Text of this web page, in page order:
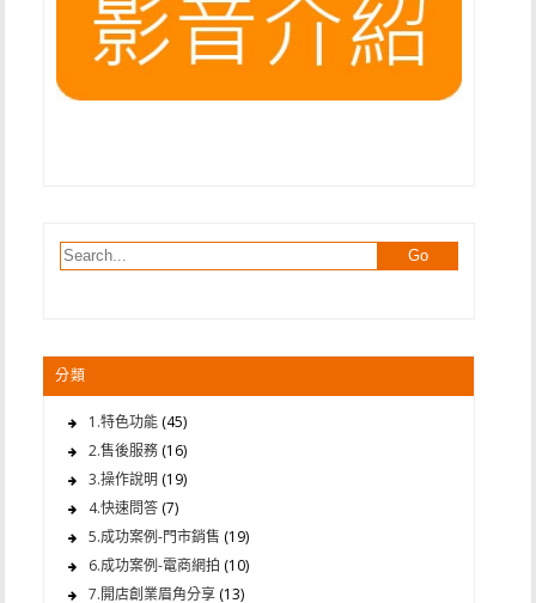
分類
1.特色功能(45)
2.售後服務(16)
3.操作說明(19)
4.快速問答(7)
5.成功案例-門市銷售 (19)
6.成功案例-電商網拍 (10)
7.開店創業眉角分享(13)